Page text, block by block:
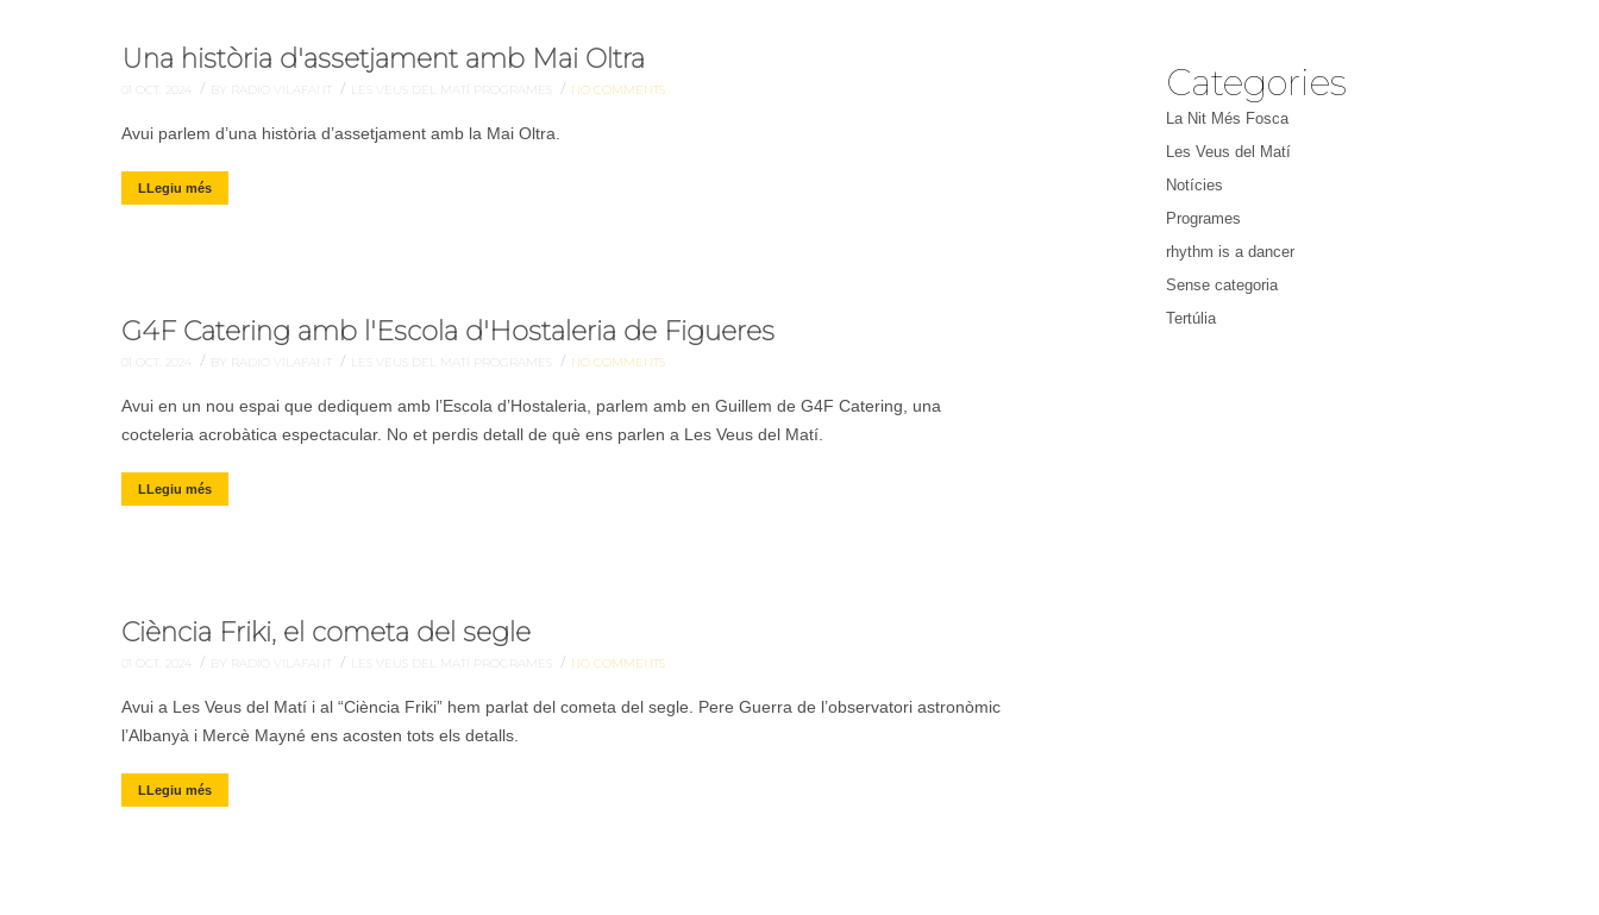
Una història d'assetjament amb Mai Oltra
01 OCT. 2024 / BY RADIO VILAFANT / LES VEUS DEL MATÍ PROGRAMES / NO COMMENTS
Avui parlem d’una història d’assetjament amb la Mai Oltra.
LLegiu més
G4F Catering amb l'Escola d'Hostaleria de Figueres
01 OCT. 2024 / BY RADIO VILAFANT / LES VEUS DEL MATÍ PROGRAMES / NO COMMENTS
Avui en un nou espai que dediquem amb l’Escola d’Hostaleria, parlem amb en Guillem de G4F Catering, una
cocteleria acrobàtica espectacular. No et perdis detall de què ens parlen a Les Veus del Matí.
LLegiu més
Ciència Friki, el cometa del segle
01 OCT. 2024 / BY RADIO VILAFANT / LES VEUS DEL MATÍ PROGRAMES / NO COMMENTS
Avui a Les Veus del Matí i al “Ciència Friki” hem parlat del cometa del segle. Pere Guerra de l’observatori astronòmic
l’Albanyà i Mercè Mayné ens acosten tots els detalls.
LLegiu més
Categories
La Nit Més Fosca
Les Veus del Matí
Notícies
Programes
rhythm is a dancer
Sense categoria
Tertúlia